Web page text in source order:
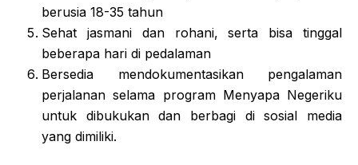
berusia 18-35 tahun
Sehat jasmani dan rohani, serta bisa tinggal
beberapa hari di pedalaman
Bersedia mendokumentasikan pengalaman
perjalanan selama program Menyapa Negeriku
untuk dibukukan dan berbagi di sosial media
yang dimiliki.